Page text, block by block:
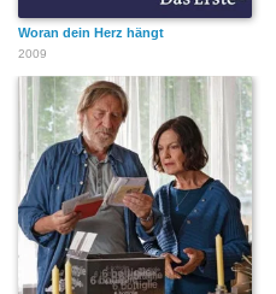
Woran dein Herz hängt
2009